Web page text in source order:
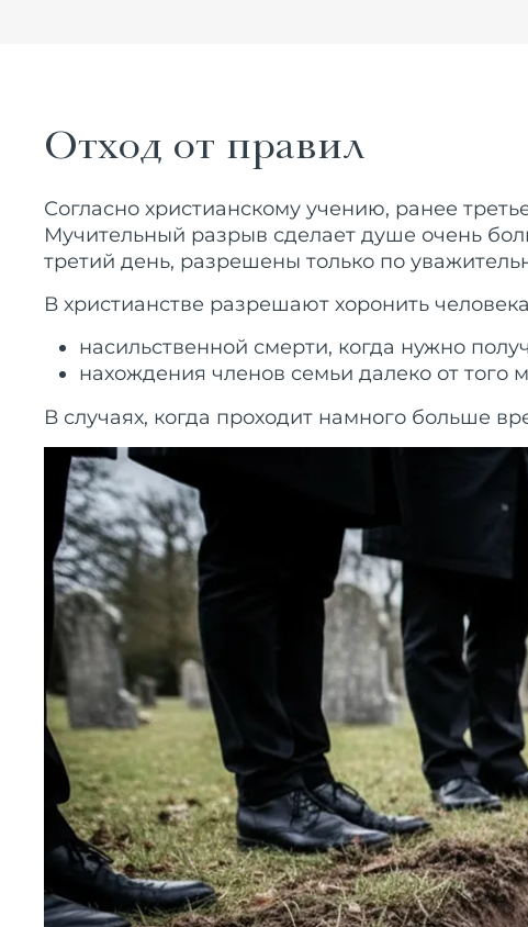
Отход от правил
Согласно христианскому учению, ранее
Мучительный разрыв сделает душе очень
третий день, разрешены только по
В христианстве разрешают хоронить
насильственной смерти, когда нужно
нахождения членов семьи далеко от того
В случаях, когда проходит намного больше